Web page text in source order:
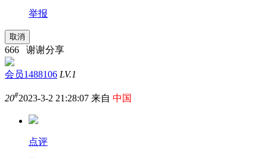
举报
取消
666 谢谢分享
会员1488106 LV.1
20#2023-3-2 21:28:07 来自 中国
点评